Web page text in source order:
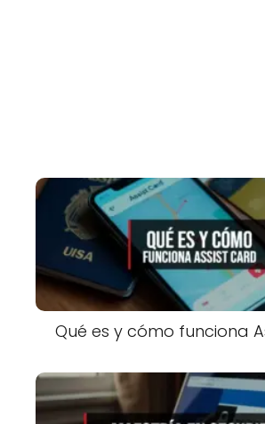
Qué es y cómo funciona